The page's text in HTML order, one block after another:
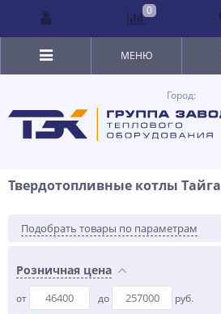
Город:
МЕНЮ
Твердотопливные котлы Тайга
Подобрать товары по параметрам
Розничная цена
от до руб.
0